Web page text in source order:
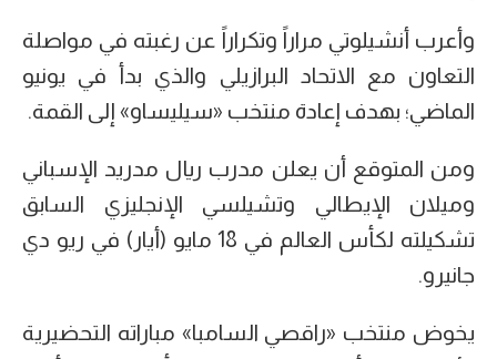
وأعرب أنشيلوتي مراراً وتكراراً عن رغبته في مواصلة
التعاون مع الاتحاد البرازيلي والذي بدأ في يونيو
الماضي؛ بهدف إعادة منتخب «سيليساو» إلى القمة.
ومن المتوقع أن يعلن مدرب ريال مدريد الإسباني
وميلان الإيطالي وتشيلسي الإنجليزي السابق
تشكيلته لكأس العالم في 18 مايو (أيار) في ريو دي
جانيرو.
يخوض منتخب «راقصي السامبا» مباراته التحضيرية